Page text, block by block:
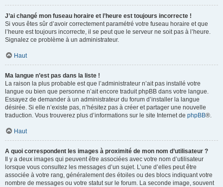
J’ai changé mon fuseau horaire et l’heure est toujours incorrecte !
Si vous êtes sûr d’avoir correctement paramétré votre fuseau horaire et que
l’heure est toujours incorrecte, il se peut que le serveur ne soit pas à l’heure.
Signalez ce problème à un administrateur.
Haut
Ma langue n’est pas dans la liste !
La raison la plus probable est que l’administrateur n’ait pas installé votre
langue ou bien que personne n’ait encore traduit phpBB dans votre langue.
Essayez de demander à un administrateur du forum d’installer la langue
désirée. Si elle n’existe pas, n’hésitez pas à créer et partager une nouvelle
traduction. Vous trouverez plus d’informations sur le site Internet de phpBB®.
Haut
A quoi correspondent les images à proximité de mon nom d’utilisateur ?
Il y a deux images qui peuvent être associées avec votre nom d’utilisateur
lorsque vous consultez les messages d’un sujet. L’une d’elles peut être
associée à votre rang, généralement des étoiles ou des blocs indiquant votre
nombre de messages ou votre statut sur le forum. La seconde image, souvent